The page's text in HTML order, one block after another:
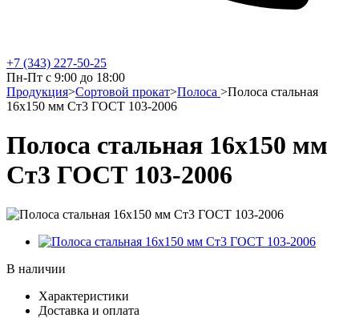
+7 (343) 227-50-25
Пн-Пт с 9:00 до 18:00
Продукция>Сортовой прокат>Полоса >Полоса стальная
16х150 мм Ст3 ГОСТ 103-2006
Полоса стальная 16х150 мм
Ст3 ГОСТ 103-2006
В наличии
Характеристики
Доставка и оплата